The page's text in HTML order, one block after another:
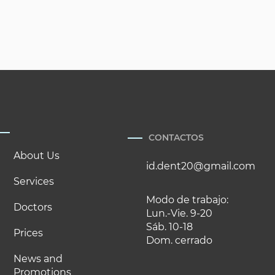
About Us
Services
Doctors
Prices
News and
Promotions
CONTACTOS
id.dent20@gmail.com
Modo de trabajo:
Lun.-Vie. 9-20
Sáb. 10-18
Dom. cerrado